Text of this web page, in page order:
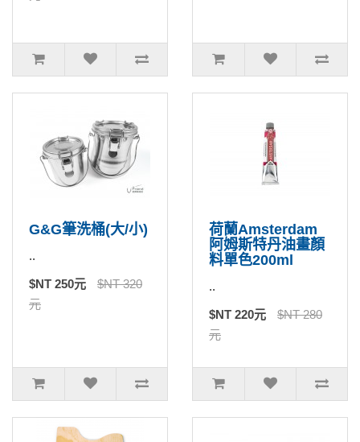
G&G筆洗桶(大/小)
..
$NT 250元
$NT 320
元
荷蘭Amsterdam
阿姆斯特丹油畫顏
料單色200ml
..
$NT 220元
$NT 280
元